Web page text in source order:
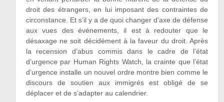
droit des étrangers, en lui imposant des contraintes de
circonstance. Et s’il y a de quoi changer d’axe de défense
aux vues des événements, il est à redouter que le
désaxage ne soit décidément à la faveur du droit. Après
la recension d’abus commis dans le cadre de l’état
d’urgence par Human Rights Watch, la crainte que l’état
d’urgence installe un nouvel ordre montre bien comme le
discours de soutien aux immigrés est obligé de se
déplacer et de s’adapter au calendrier.